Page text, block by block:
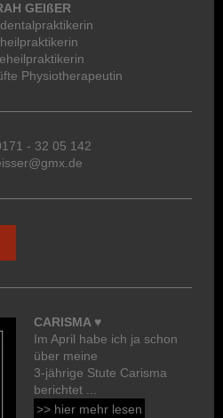
GEIßER
Physiotherapeutin
- 32 05 142
CARISMA ♥
Im April habe ich ja schon
über meine
3-jährige Stute Carisma
berichtet ...
>> hier mehr lesen